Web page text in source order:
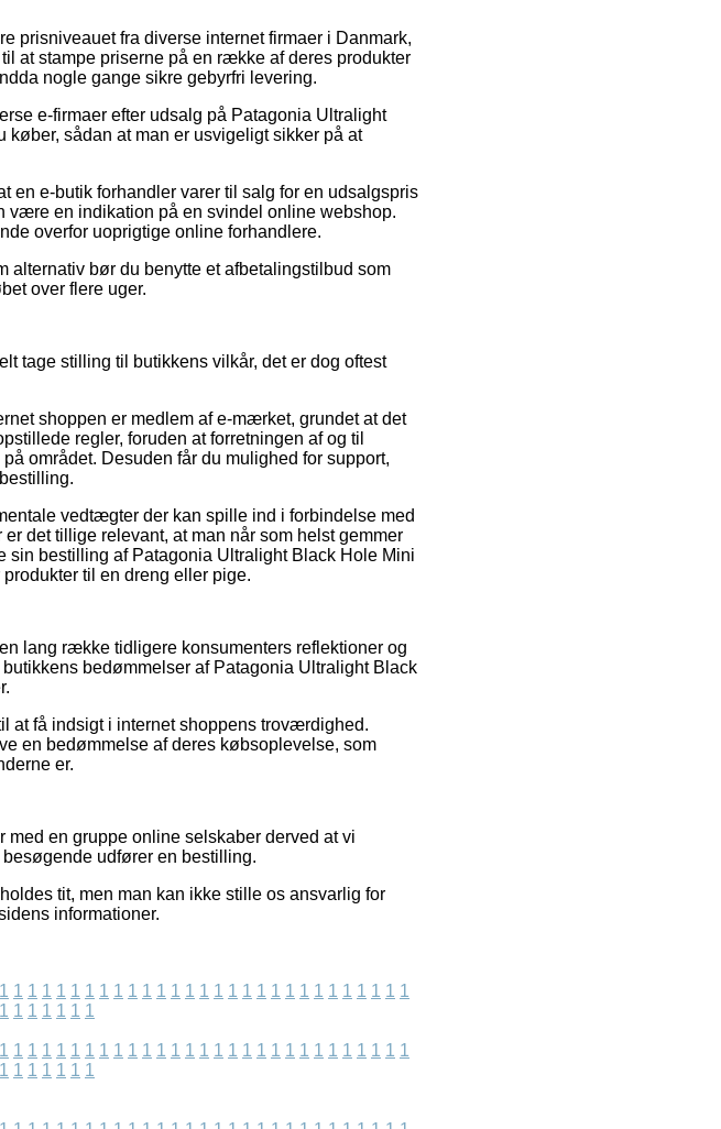
prisniveauet fra diverse internet firmaer i Danmark,
at stampe priserne på en række af deres produkter
nogle gange sikre gebyrfri levering.
e-firmaer efter udsalg på Patagonia Ultralight
sådan at man er usvigeligt sikker på at
en e-butik forhandler varer til salg for en udsalgspris
være en indikation på en svindel online webshop.
overfor uoprigtige online forhandlere.
alternativ bør du benytte et afbetalingstilbud som
over flere uger.
tage stilling til butikkens vilkår, det er dog oftest
shoppen er medlem af e-mærket, grundet at det
regler, foruden at forretningen af og til
området. Desuden får du mulighed for support,
vedtægter der kan spille ind i forbindelse med
det tillige relevant, at man når som helst gemmer
sin bestilling af Patagonia Ultralight Black Hole Mini
til en dreng eller pige.
lang række tidligere konsumenters reflektioner og
bedømmelser af Patagonia Ultralight Black
at få indsigt i internet shoppens troværdighed.
en bedømmelse af deres købsoplevelse, som
er.
en gruppe online selskaber derved at vi
udfører en bestilling.
tit, men man kan ikke stille os ansvarlig for
informationer.
1 1 1 1 1 1 1 1 1 1 1 1 1 1 1 1 1 1 1 1 1 1 1 1 1 1 1 1 1
1 1 1 1 1 1 1
1 1 1 1 1 1 1 1 1 1 1 1 1 1 1 1 1 1 1 1 1 1 1 1 1 1 1 1 1
1 1 1 1 1 1 1